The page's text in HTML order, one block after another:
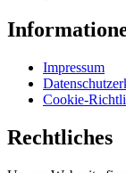
Impressum
Cookie-
Rechtliches